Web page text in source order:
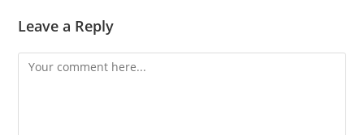
Leave a Reply
Comment